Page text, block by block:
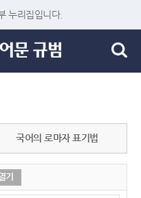
누리집입니다.
국어의 로마자 표기법
기